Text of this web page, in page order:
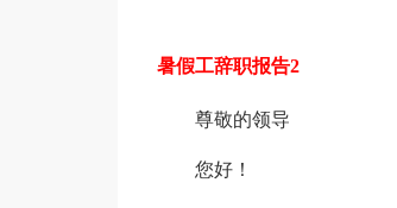
暑假工辞职报告2
尊敬的领导
您好！